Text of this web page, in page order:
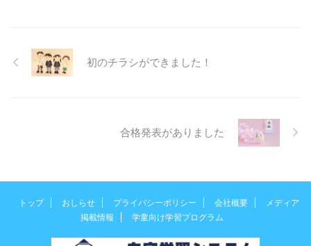
初のチラシができました！
合格発表がありました
トップ おしらせ プライバシーポリシー 会社概要
メディア
掲載情報
学童向け学習プログラム